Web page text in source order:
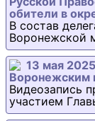
обители в
В состав
Воронежской
13 мая
Воронежским
Видеозапись
участием